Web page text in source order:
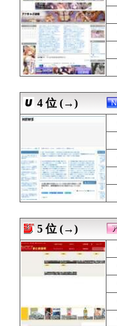
08/09 20:50
08/09 20:47
08/09 20:47
08/09 20:46
08/09 20:45
08/09 20:45
08/09 20:40
08/09 20:40
08/09 20:40
08/09 20:40
08/09 20:40
08/09 20:40
08/09 20:39
08/09 20:39
08/09 20:37
08/09 20:35
08/09 20:35
08/09 20:33
08/09 20:32
08/09 20:32
08/09 20:31
4 位 (→)
5 位 (→)